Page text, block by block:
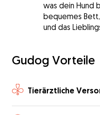
was dein Hund
bequemes
und das
Gudog Vorteile
Tierärztliche